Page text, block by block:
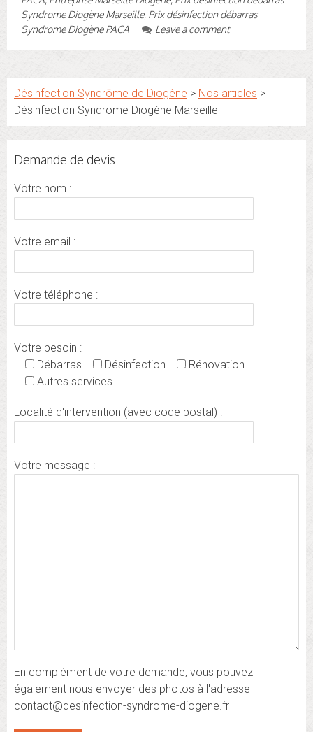
Syndrome Diogène Marseille, Prix désinfection débarras
Syndrome Diogène PACA
Leave a comment
Désinfection Syndrôme de Diogène > Nos articles >
Désinfection Syndrome Diogène Marseille
Demande de devis
Votre nom :
Votre email :
Votre téléphone :
Votre besoin :
Débarras
Désinfection
Rénovation
Autres services
Localité d'intervention (avec code postal) :
Votre message :
En complément de votre demande, vous pouvez
également nous envoyer des photos à l'adresse
contact@desinfection-syndrome-diogene.fr